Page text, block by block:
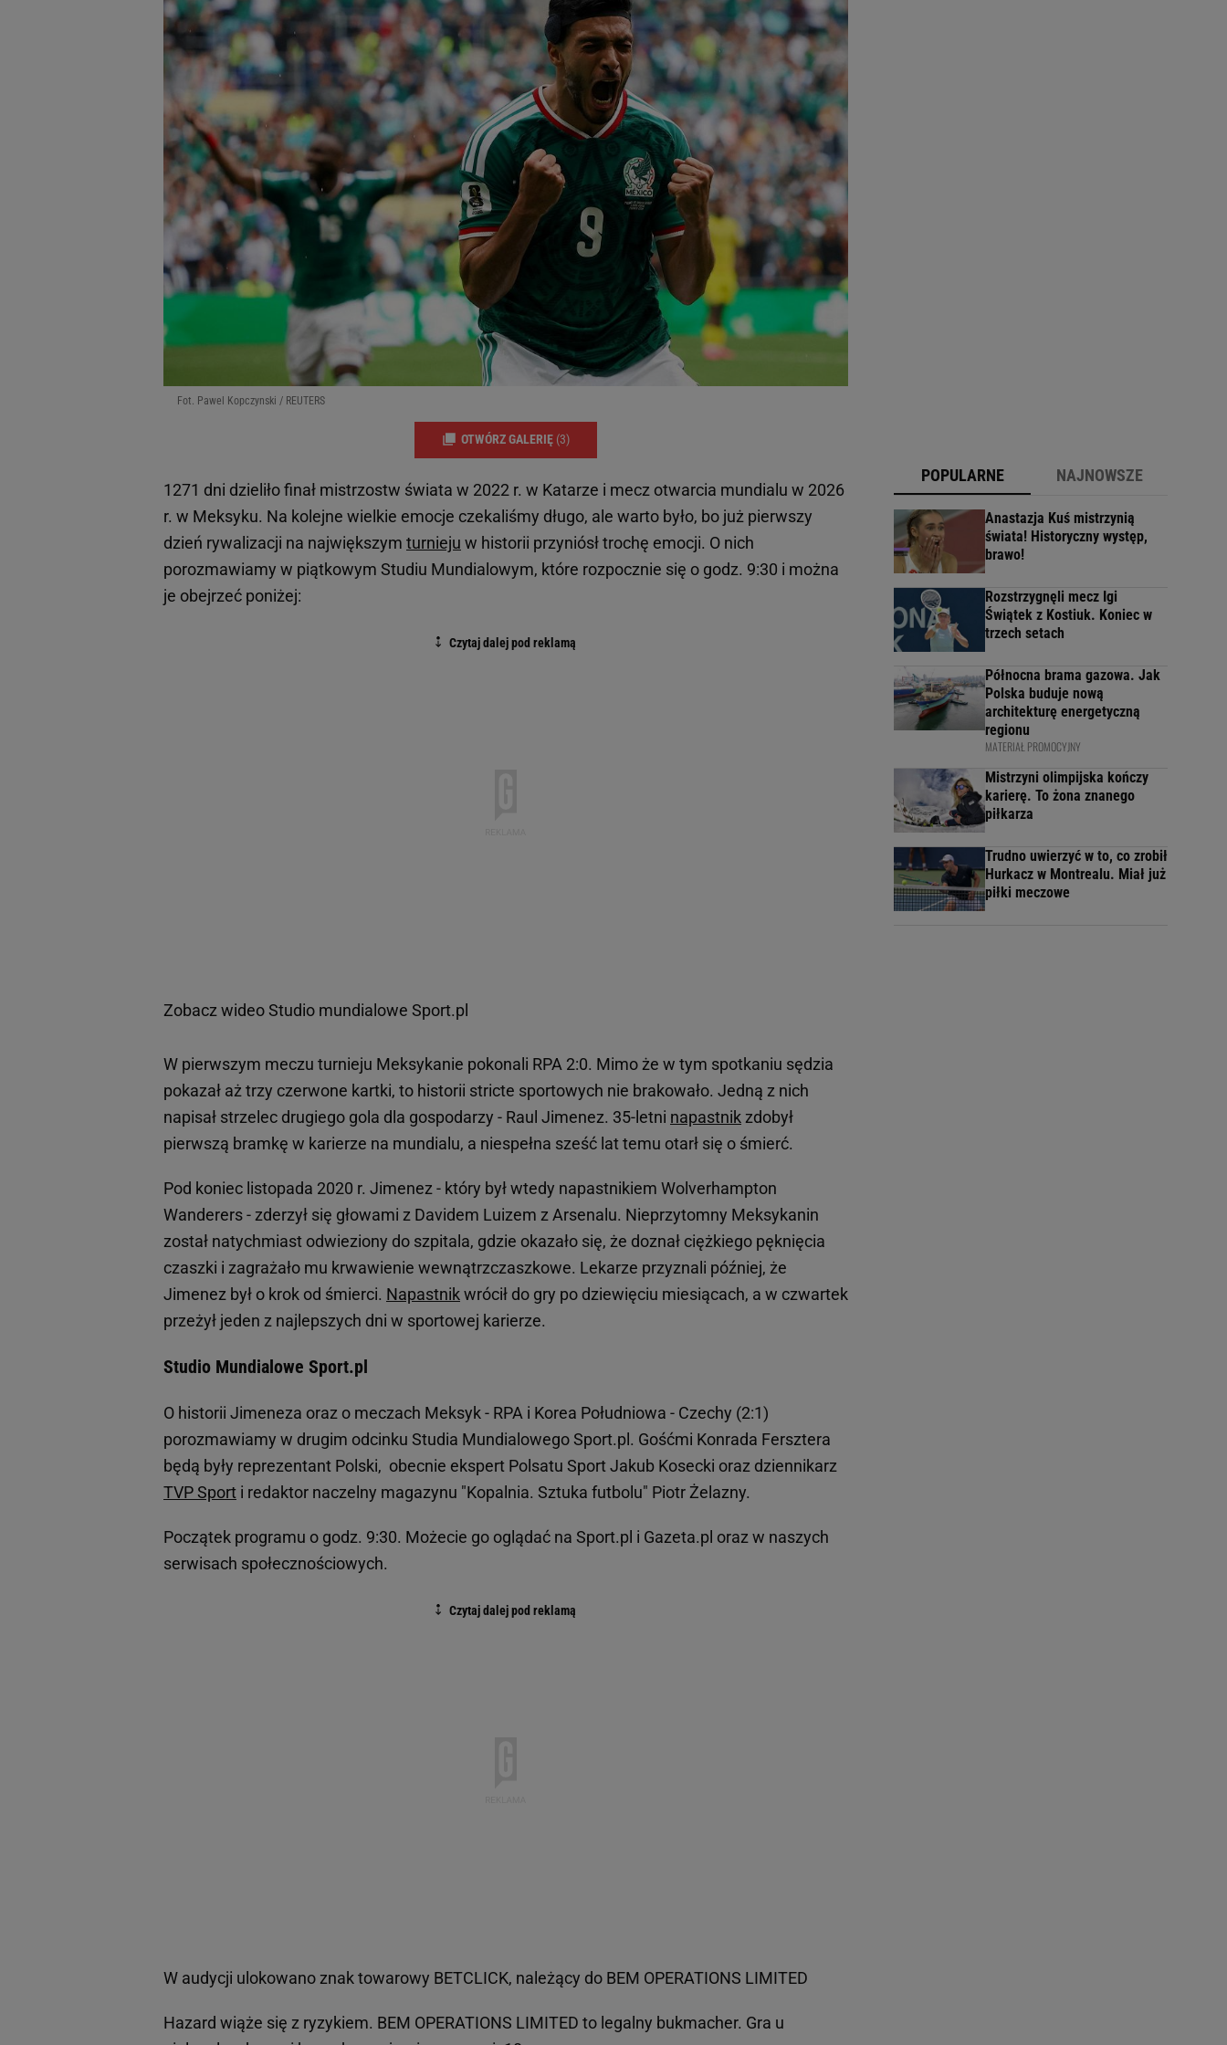
Fot. Pawel Kopczynski / REUTERS
OTWÓRZ GALERIĘ (3)
1271 dni dzieliło finał mistrzostw świata w 2022 r. w Katarze i mecz otwarcia mundialu w 2026
r. w Meksyku. Na kolejne wielkie emocje czekaliśmy długo, ale warto było, bo już pierwszy
dzień rywalizacji na największym turnieju w historii przyniósł trochę emocji. O nich
porozmawiamy w piątkowym Studiu Mundialowym, które rozpocznie się o godz. 9:30 i można
je obejrzeć poniżej:
Zobacz wideoStudio mundialowe Sport.pl
W pierwszym meczu turnieju Meksykanie pokonali RPA 2:0. Mimo że w tym spotkaniu sędzia
pokazał aż trzy czerwone kartki, to historii stricte sportowych nie brakowało. Jedną z nich
napisał strzelec drugiego gola dla gospodarzy - Raul Jimenez. 35-letni napastnik zdobył
pierwszą bramkę w karierze na mundialu, a niespełna sześć lat temu otarł się o śmierć.
Pod koniec listopada 2020 r. Jimenez - który był wtedy napastnikiem Wolverhampton
Wanderers - zderzył się głowami z Davidem Luizem z Arsenalu. Nieprzytomny Meksykanin
został natychmiast odwieziony do szpitala, gdzie okazało się, że doznał ciężkiego pęknięcia
czaszki i zagrażało mu krwawienie wewnątrzczaszkowe. Lekarze przyznali później, że
Jimenez był o krok od śmierci. Napastnikwrócił do gry po dziewięciu miesiącach, a w czwartek
przeżył jeden z najlepszych dni w sportowej karierze.
Studio Mundialowe Sport.pl
O historii Jimeneza oraz o meczach Meksyk - RPA i Korea Południowa - Czechy (2:1)
porozmawiamy w drugim odcinku Studia Mundialowego Sport.pl. Gośćmi Konrada Fersztera
będą były reprezentant Polski, obecnie ekspert Polsatu Sport Jakub Kosecki oraz dziennikarz
TVP Sport i redaktor naczelny magazynu "Kopalnia. Sztuka futbolu" Piotr Żelazny.
Początek programu o godz. 9:30. Możecie go oglądać na Sport.pl i Gazeta.pl oraz w naszych
serwisach społecznościowych.
W audycji ulokowano znak towarowy BETCLICK, należący do BEM OPERATIONS LIMITED
Hazard wiąże się z ryzykiem. BEM OPERATIONS LIMITED to legalny bukmacher. Gra u
POPULARNE NAJNOWSZE
Anastazja Kuś mistrzynią
świata! Historyczny występ,
brawo!
Rozstrzygnęli mecz Igi
Świątek z Kostiuk. Koniec w
trzech setach
Północna brama gazowa. Jak
Polska buduje nową
architekturę energetyczną
regionu
MATERIAŁ PROMOCYJNY
Mistrzyni olimpijska kończy
karierę. To żona znanego
piłkarza
Trudno uwierzyć w to, co zrobił
Hurkacz w Montrealu. Miał już
piłki meczowe